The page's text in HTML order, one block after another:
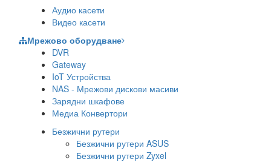
Аудио касети
Видео касети
Мрежово оборудване
DVR
Gateway
IoT Устройства
NAS - Мрежови дискови масиви
Зарядни шкафове
Медиа Конвертори
Безжични рутери
Безжични рутери ASUS
Безжични рутери Zyxel